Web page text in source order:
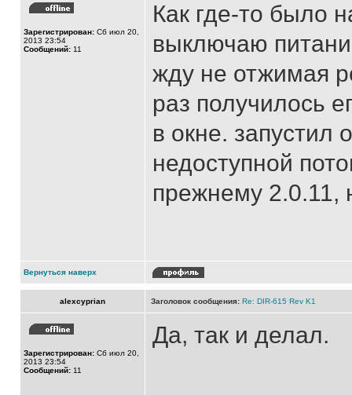
Зарегистрирован: Сб июл 20,
2013 23:54
Сообщений: 11
Как где-то было
выключаю
жду не отжимая
раз получилось
в окне. запустил
недоступной
прежнему 2.0.11,
Вернуться наверх
alexcyprian Заголовок сообщения: Re: DIR-615 Rev K1
Зарегистрирован: Сб июл 20,
2013 23:54
Сообщений: 11
Да, так и делал.